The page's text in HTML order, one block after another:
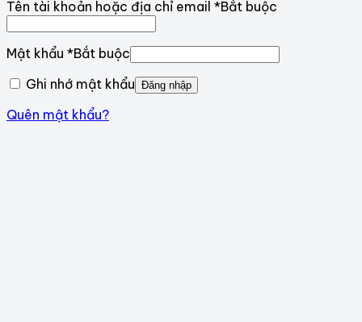
Tên tài khoản hoặc địa chỉ email *Bắt buộc
Mật khẩu *Bắt buộc
Ghi nhớ mật khẩu Đăng nhập
Quên mật khẩu?